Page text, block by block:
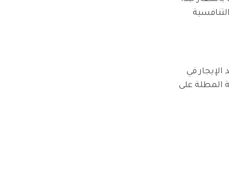
التنافسية
في
المناطق السياحية المطلة على